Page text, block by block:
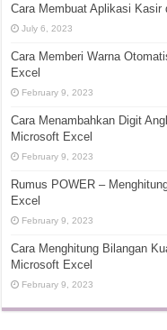
Cara Membuat Aplikasi Kasir
July 6, 2023
Cara Memberi Warna
Excel
February 9, 2023
Cara Menambahkan Digit
Microsoft Excel
February 9, 2023
Rumus POWER –
Excel
February 9, 2023
Cara Menghitung Bilangan
Microsoft Excel
February 9, 2023